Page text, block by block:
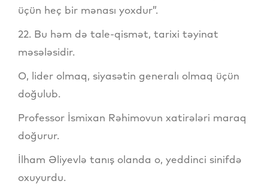
üçün heç bir mənası yoxdur”.
22. Bu həm də tale-qismət, tarixi təyinat
məsələsidir.
O, lider olmaq, siyasətin generalı olmaq üçün
doğulub.
Professor İsmixan Rəhimovun xatirələri maraq
doğurur.
İlham Əliyevlə tanış olanda o, yeddinci sinifdə
oxuyurdu.